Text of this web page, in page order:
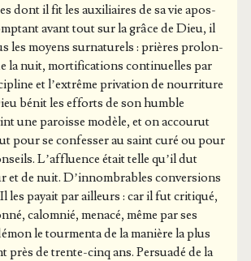
dont il fit les auxi­liaires de sa vie apos­
avant tout sur la grâce de Dieu, il
les moyens sur­na­tu­rels : prières pro­lon­
la nuit, mor­ti­fi­ca­tions conti­nuelles par
et l’ex­trême pri­va­tion de nour­ri­ture
bénit les efforts de son humble
une paroisse modèle, et on accou­rut
pour se confes­ser au saint curé ou pour
L’af­fluence était telle qu’il dut
et de nuit. D’in­nom­brables conver­sions
les payait par ailleurs : car il fut cri­ti­qué,
calom­nié, mena­cé, même par ses
le tour­men­ta de la manière la plus
près de trente-cinq ans. Per­sua­dé de la